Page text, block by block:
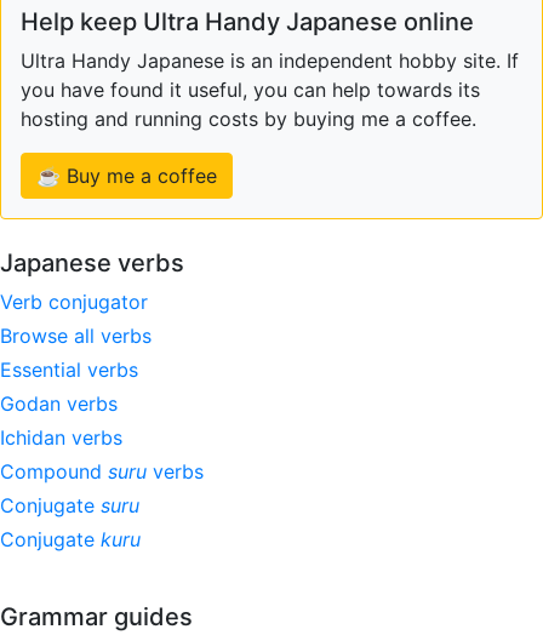
Help keep Ultra Handy Japanese online
Ultra Handy Japanese is an independent hobby site. If
you have found it useful, you can help towards its
hosting and running costs by buying me a coffee.
☕ Buy me a coffee
Japanese verbs
Verb conjugator
Browse all verbs
Essential verbs
Godan verbs
Ichidan verbs
Compound suru verbs
Conjugate suru
Conjugate kuru
Grammar guides